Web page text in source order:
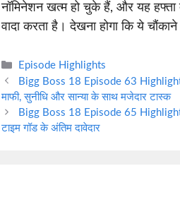
नॉमिनेशन खत्म हो चुके हैं, और यह हफ्ता
वादा करता है। देखना होगा कि ये
Categories
Episode Highlights
Bigg Boss 18 Episode 63
माफी, सुनीधि और सान्या के साथ मजेदार टास्क
Bigg Boss 18 Episode 65
टाइम गॉड के अंतिम दावेदार